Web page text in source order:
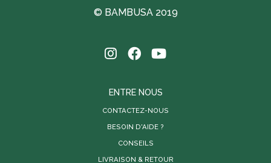
© BAMBUSA 2019
ENTRE NOUS
CONTACTEZ-NOUS
BESOIN D'AIDE ?
CONSEILS
LIVRAISON & RETOUR